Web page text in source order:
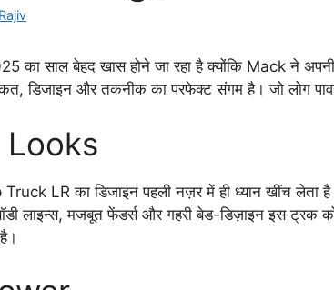
Rajiv
का साल बेहद खास होने जा रहा है क्योंकि Mack ने
डिजाइन और तकनीक का परफेक्ट संगम है। जो लोग
Looks
LR का डिजाइन पहली नज़र में ही ध्यान खींच लेता
लाइन्स, मजबूत फेंडर्स और गहरी बेड-डिज़ाइन इस ट्रक